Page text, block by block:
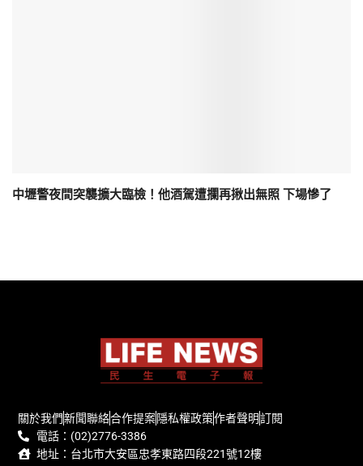
中壢警夜間突襲擴大臨檢！他酒駕遭攔再揪出無照 下場慘了
關於我們新聞聯絡合作提案隱私權政策作者聲明訂閱
電話：(02)2776-3386
地址：台北市大安區忠孝東路四段221號12樓